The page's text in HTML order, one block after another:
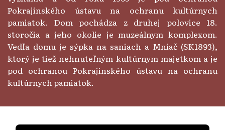
Pokrajinského ústavu na ochranu kultúrnych
pamiatok. Dom pochádza z druhej polovice 18.
storočia a jeho okolie je muzeálnym komplexom.
Vedľa domu je sýpka na saniach a Mniač (SK1893),
ktorý je tiež nehnuteľným kultúrnym majetkom a je
pod ochranou Pokrajinského ústavu na ochranu
kultúrnych pamiatok.